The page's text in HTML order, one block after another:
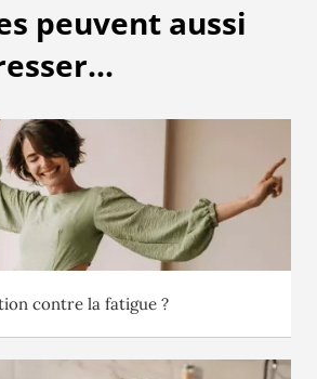
peuvent aussi
contre la fatigue ?